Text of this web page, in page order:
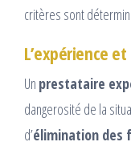
critères sont
L’expérience
Un prestataire
dangerosité de la
d’élimination des